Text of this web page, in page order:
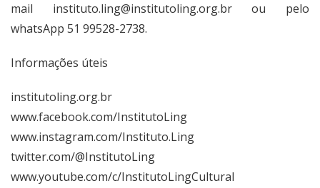
mail instituto.ling@institutoling.org.brou pelo
whatsApp 51 99528-2738.
Informações úteis
institutoling.org.br
www.facebook.com/InstitutoLing
www.instagram.com/Instituto.Ling
twitter.com/@InstitutoLing
www.youtube.com/c/InstitutoLingCultural